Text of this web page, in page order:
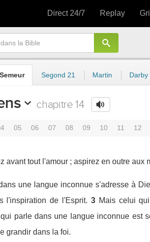
Direct 24/7 Replay
Semeur Segond 21 Martin Darby
chapitre 14
05 06 07 08 09 10 11 12
avant tout l'amour ; aspirez en outre
une langue inconnue s'adresse à
l'inspiration de l'Esprit. 3 Mais celui
parle dans une langue inconnue est
grandir dans la foi.